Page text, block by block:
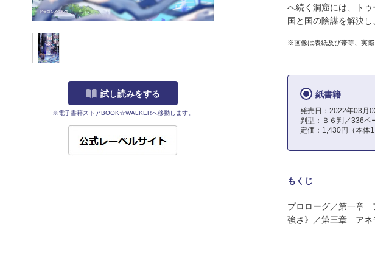
試し読みをする
※電子書籍ストアBOOK☆WALKERへ移動します。
へ続く洞窟には、ト
国と国の陰謀を解決
※画像は表紙及び帯等、実際
紙書籍
発売日：2022年03月
判型：Ｂ６判／336ペ
定価：1,430円（本体
もくじ
プロローグ／第一章
強さ》／第三章 アネ